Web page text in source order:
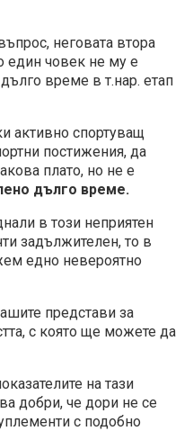
неговата втора
един човек не му е
време в т.нар. етап
активно спортуващ
постижения, да
плато, но не е
дълго време.
в този неприятен
задължителен, то в
едно невероятно
представи за
с която ще можете да
на тази
добри, че дори не се
с подобно